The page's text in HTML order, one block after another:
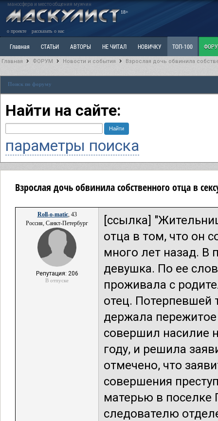
маносфера и место общения мужчин
18+
о проекте рассказать о нас
Главная СТАТЬИ АВТОРЫ НЕ ЧИТАЛ НОВИЧКУ ТОП-100
Ветка: Наболевшее. Выскажись!
РАЗДЕЛ: Разное
Главная ФОРУМ Новости и события Взрослая дочь обвинила
Поиск по форуму
Найти на сайте:
параметры поиска
Взрослая дочь обвинила собственного отца в
Roll-o-matic, 43
Россия, Санкт-Петербург
Репутация: 206
В отпуске
[ссылка]
отца в том, что он
много лет назад. В
девушка. По ее
проживала с
отец. Потерпевшей
держала пережитое
совершил насилие
году, и решила
отмечено, что
совершения
матерью в поселке
следователю